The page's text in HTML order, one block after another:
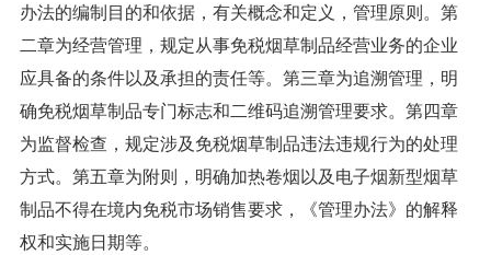
办法的编制目的和依据，有关概念和定义，管理原则。第
二章为经营管理，规定从事免税烟草制品经营业务的企业
应具备的条件以及承担的责任等。第三章为追溯管理，明
确免税烟草制品专门标志和二维码追溯管理要求。第四章
为监督检查，规定涉及免税烟草制品违法违规行为的处理
方式。第五章为附则，明确加热卷烟以及电子烟新型烟草
制品不得在境内免税市场销售要求，《管理办法》的解释
权和实施日期等。